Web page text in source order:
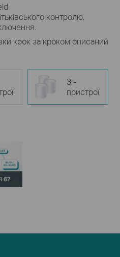
контролю,
крок за кроком описаний
3 -
пристрої